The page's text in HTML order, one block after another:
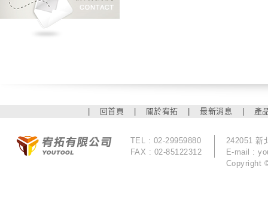
回首頁 關於宥拓 最新消息 產
TEL : 02-29959880
FAX : 02-85122312
242051 新
E-mail :
Copyright